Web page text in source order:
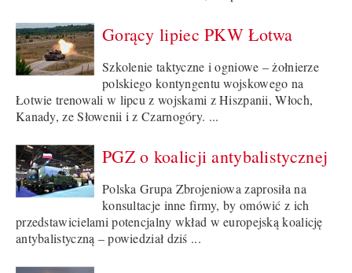
Gorący lipiec PKW Łotwa
Szkolenie taktyczne i ogniowe – żołnierze
polskiego kontyngentu wojskowego na
Łotwie trenowali w lipcu z wojskami z Hiszpanii, Włoch,
Kanady, ze Słowenii i z Czarnogóry. ...
PGZ o koalicji antybalistycznej
Polska Grupa Zbrojeniowa zaprosiła na
konsultacje inne firmy, by omówić z ich
przedstawicielami potencjalny wkład w europejską koalicję
antybalistyczną – powiedział dziś ...